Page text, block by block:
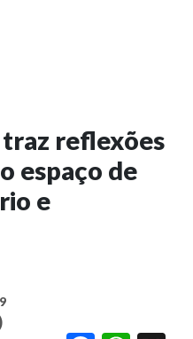
reflexões
espaço de
e